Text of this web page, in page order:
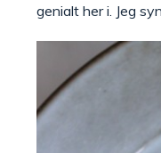
genialt her i. Jeg